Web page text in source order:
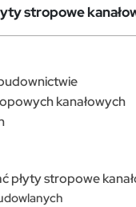
stropowe
kanałowych
płyty stropowe